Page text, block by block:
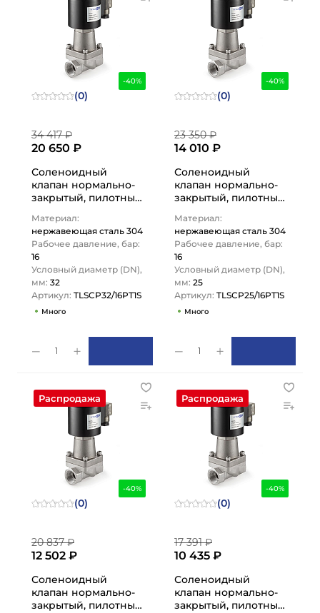
-40%
(0)
34 417 ₽
20 650 ₽
Соленоидный
клапан нормально-
закрытый, пилотный,
Нерж.304/PTFE,
DN32,
TLSCP32/16PT1S…
Материал:
нержавеющая сталь 304
Рабочее давление, бар:
16
Условный диаметр (DN),
мм: 32
Артикул: TLSCP32/16PT1S
Много
1
-40%
(0)
23 350 ₽
14 010 ₽
Соленоидный
клапан нормально-
закрытый, пилотный,
Нерж.304/PTFE,
DN25,
TLSCP25/16PT1S…
Материал:
нержавеющая сталь 304
Рабочее давление, бар:
16
Условный диаметр (DN),
мм: 25
Артикул: TLSCP25/16PT1S
Много
1
-40%
Распродажа
(0)
20 837 ₽
12 502 ₽
Соленоидный
клапан нормально-
закрытый, пилотный,
-40%
Распродажа
(0)
17 391 ₽
10 435 ₽
Соленоидный
клапан нормально-
закрытый, пилотный,